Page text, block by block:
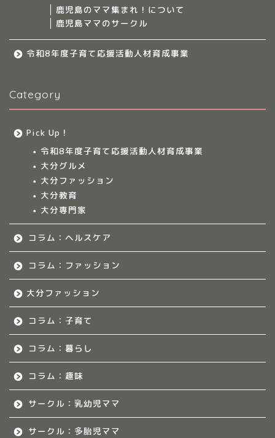
鹿児島のママ集まれ！について
鹿児島ママのサークル
令和8年度子育て応援活動人材育成事業
Category
Pick Up！
令和8年度子育て応援活動人材育成事業
大分グルメ
大分ファッション
大分教育
大分専門家
コラム：ヘルスケア
コラム：ファッション
大分ファッション
コラム：子育て
コラム：暮らし
コラム：趣味
サークル：乳幼児ママ
サークル：多胎児ママ
九州のママ集まれ！
大分のママ集まれ！
福岡のママ集まれ！につ
佐賀のママ集まれ！につ